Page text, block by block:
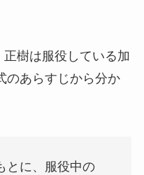
樹は服役している加
のあらすじから分か
とに、服役中の